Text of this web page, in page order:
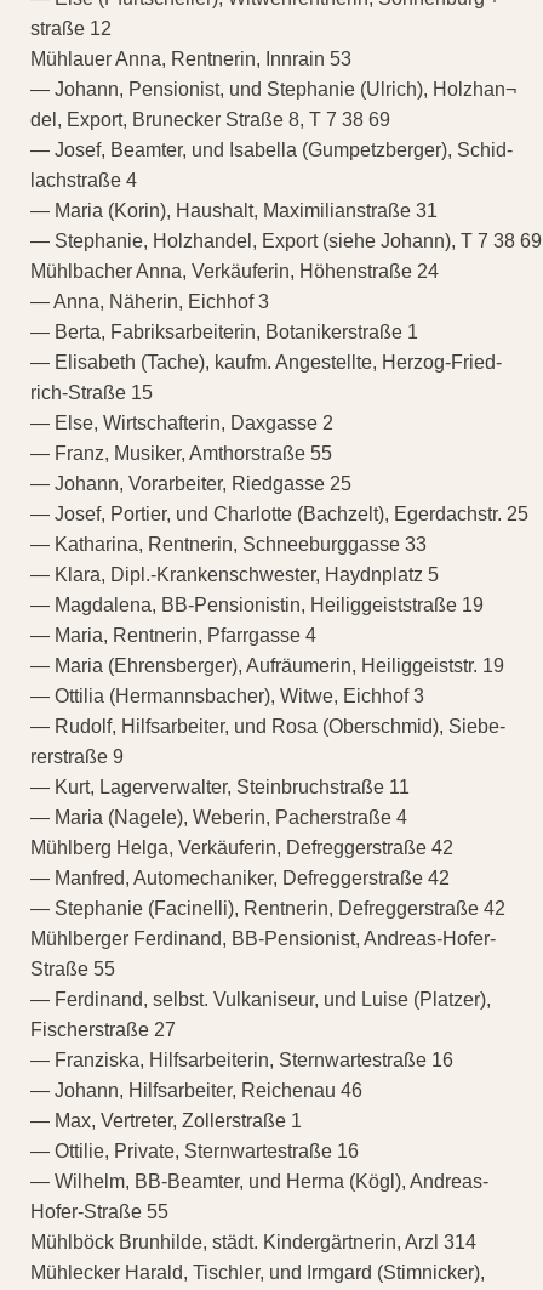
straße 12
Mühlauer Anna, Rentnerin, Innrain 53
— Johann, Pensionist, und Stephanie (Ulrich), Holzhan¬
del, Export, Brunecker Straße 8, T 7 38 69
— Josef, Beamter, und Isabella (Gumpetzberger), Schid-
lachstraße 4
— Maria (Korin), Haushalt, Maximilianstraße 31
— Stephanie, Holzhandel, Export (siehe Johann), T 7 38 69
Mühlbacher Anna, Verkäuferin, Höhenstraße 24
— Anna, Näherin, Eichhof 3
— Berta, Fabriksarbeiterin, Botanikerstraße 1
— Elisabeth (Tache), kaufm. Angestellte, Herzog-Fried-
rich-Straße 15
— Else, Wirtschafterin, Daxgasse 2
— Franz, Musiker, Amthorstraße 55
— Johann, Vorarbeiter, Riedgasse 25
— Josef, Portier, und Charlotte (Bachzelt), Egerdachstr. 25
— Katharina, Rentnerin, Schneeburggasse 33
— Klara, Dipl.-Krankenschwester, Haydnplatz 5
— Magdalena, BB-Pensionistin, Heiliggeiststraße 19
— Maria, Rentnerin, Pfarrgasse 4
— Maria (Ehrensberger), Aufräumerin, Heiliggeiststr. 19
— Ottilia (Hermannsbacher), Witwe, Eichhof 3
— Rudolf, Hilfsarbeiter, und Rosa (Oberschmid), Siebe-
rerstraße 9
— Kurt, Lagerverwalter, Steinbruchstraße 11
— Maria (Nagele), Weberin, Pacherstraße 4
Mühlberg Helga, Verkäuferin, Defreggerstraße 42
— Manfred, Automechaniker, Defreggerstraße 42
— Stephanie (Facinelli), Rentnerin, Defreggerstraße 42
Mühlberger Ferdinand, BB-Pensionist, Andreas-Hofer-
Straße 55
— Ferdinand, selbst. Vulkaniseur, und Luise (Platzer),
Fischerstraße 27
— Franziska, Hilfsarbeiterin, Sternwartestraße 16
— Johann, Hilfsarbeiter, Reichenau 46
— Max, Vertreter, Zollerstraße 1
— Ottilie, Private, Sternwartestraße 16
— Wilhelm, BB-Beamter, und Herma (Kögl), Andreas-
Hofer-Straße 55
Mühlböck Brunhilde, städt. Kindergärtnerin, Arzl 314
Mühlecker Harald, Tischler, und Irmgard (Stimnicker),